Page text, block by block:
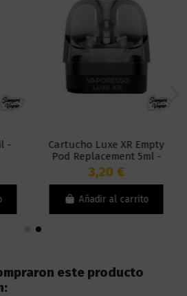
-
Cartucho Luxe XR Empty
Pod Replacement 5ml -
Vaporesso
3,20 €
Añadir al carrito
este producto